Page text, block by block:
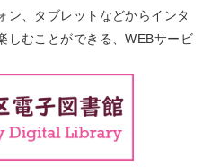
ン、タブレットなどからインタ
しむことができる、WEBサービ